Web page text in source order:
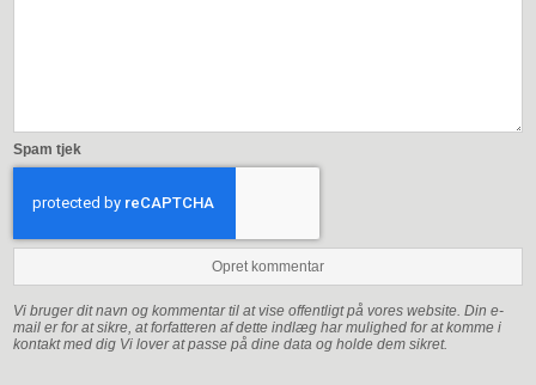
Spam tjek
Opret kommentar
Vi bruger dit navn og kommentar til at vise offentligt på vores website. Din e-
mail er for at sikre, at forfatteren af dette indlæg har mulighed for at komme i
kontakt med dig Vi lover at passe på dine data og holde dem sikret.